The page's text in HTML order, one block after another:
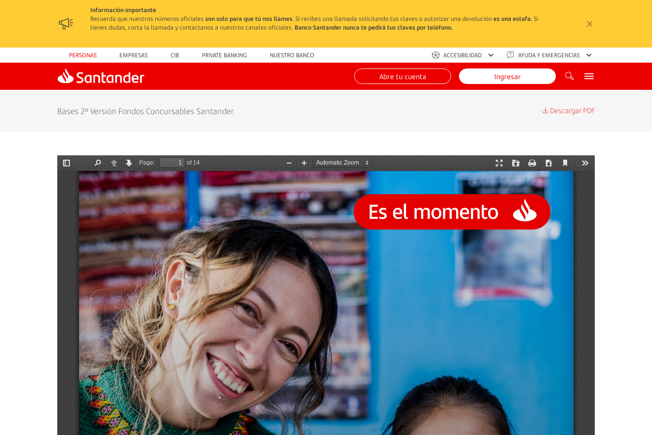
Información importante
Recuerda que nuestros números oficiales son solo para que tú nos llames. Si recibes una llamada solicitando tus claves o autorizar una devoluciónes una estafa.Si
tienes dudas, corta la llamada y contáctanos a nuestros canales oficiales. Banco Santander nunca te pedirá tus claves por teléfono.
PERSONAS EMPRESAS CIB PRIVATE BANKING NUESTRO BANCO ACCESIBILIDAD AYUDA Y EMERGENCIAS
Abre tu cuenta Ingresar
Bases 2º Versión Fondos Concursables Santander Descargar PDF